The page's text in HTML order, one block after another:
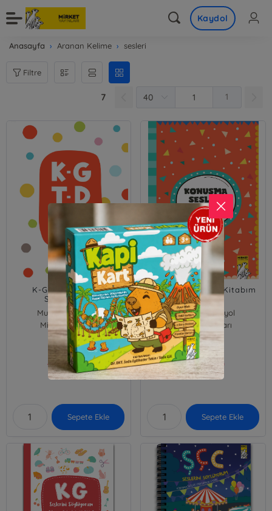
Kaydol
Anasayfa Aranan Kelime sesleri
Filtre
7 1
K-G-T-D Seslerini
Söylüyorum
Mukadder Düzyol
Mirket Yayınları
₺500,00
Sepete Ekle
Konuşma Sesleri Kitabım
Mukadder Düzyol
Mirket Yayınları
₺500,00
Sepete Ekle